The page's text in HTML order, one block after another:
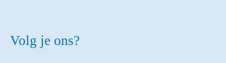
Volg je ons?